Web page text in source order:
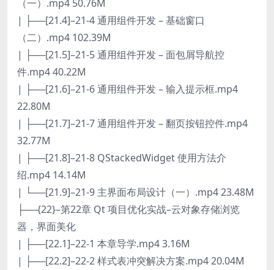
（一）.mp4 50.76M
| ├──[21.4]–21-4 通用组件开发 – 基础窗口
（二）.mp4 102.39M
| ├──[21.5]–21-5 通用组件开发 – 面包屑导航控
件.mp4 40.22M
| ├──[21.6]–21-6 通用组件开发 – 输入提示框.mp4
22.80M
| ├──[21.7]–21-7 通用组件开发 – 翻页按钮控件.mp4
32.77M
| ├──[21.8]–21-8 QStackedWidget 使用方法介
绍.mp4 14.14M
| └──[21.9]–21-9 主界面布局设计（一）.mp4 23.48M
├──{22}–第22章 Qt 项目优化实战–云对象存储浏览
器，界面美化
| ├──[22.1]–22-1 本章导学.mp4 3.16M
| ├──[22.2]–22-2 样式表冲突解决方案.mp4 20.04M